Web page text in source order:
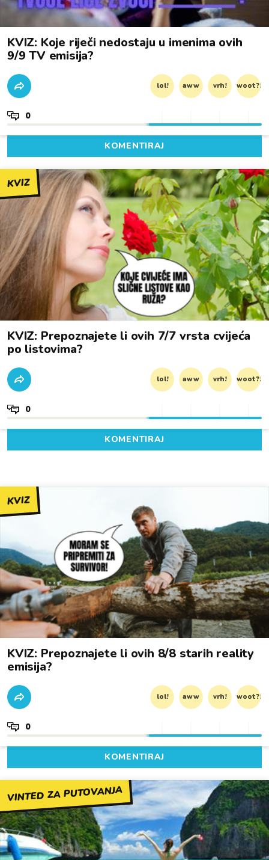
KVIZ: Koje riječi nedostaju u imenima ovih
9/9 TV emisija?
lol! aww vrh! woot?!
0
KOMENTIRAJ
KVIZ
KVIZ: Prepoznajete li ovih 7/7 vrsta cvijeća
po listovima?
lol! aww vrh! woot?!
0
KOMENTIRAJ
KVIZ
KVIZ: Prepoznajete li ovih 8/8 starih reality
emisija?
lol! aww vrh! woot?!
0
KOMENTIRAJ
VINTED ZA PUTOVANJA